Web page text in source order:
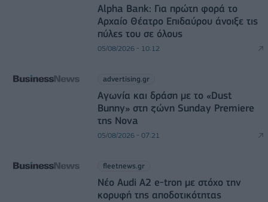
Alpha Bank: Για πρώτη φορά το
Αρχαίο Θέατρο Επιδαύρου άνοιξε τις
πύλες του σε όλους
05/08/2026 - 10:12
advertising.gr
Αγωνία και δράση με το «Dust
Bunny» στη ζώνη Sunday Premiere
της Nova
05/08/2026 - 07:21
fleetnews.gr
Νέο Audi A2 e-tron με στόχο την
κορυφή της αποδοτικότητας